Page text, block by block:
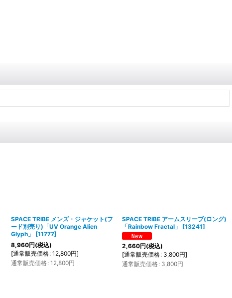
SPACE TRIBE メンズ・ジャケット(フ
ード別売り)「UV Orange Alien
Glyph」
[11777]
8,960円(税込)
[通常販売価格: 12,800円]
通常販売価格: 12,800円
SPACE TRIBE アームスリーブ(ロング)
「Rainbow Fractal」
[13241]
2,660円(税込)
[通常販売価格: 3,800円]
通常販売価格: 3,800円